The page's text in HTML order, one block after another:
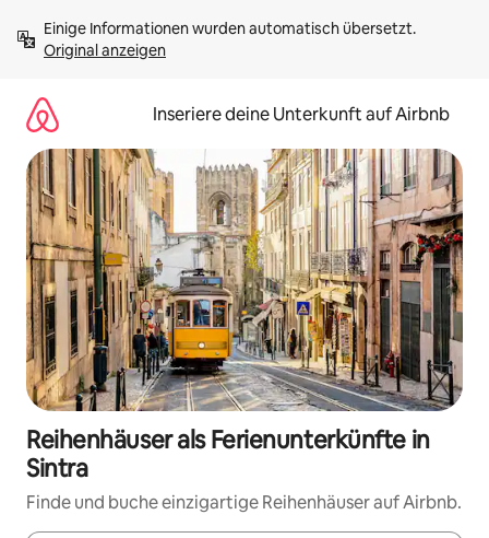
Inhalten
springenOriginal anzeigen
Inseriere deine Unterkunft auf Airbnb
Reihenhäuser als Ferienunterkünfte in
Sintra
Finde und buche einzigartige Reihenhäuser auf Airbnb.